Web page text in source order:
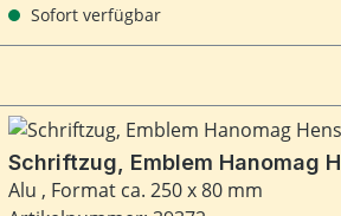
Sofort verfügbar
Schriftzug, Emblem Hanomag
Alu , Format ca. 250 x 80 mm